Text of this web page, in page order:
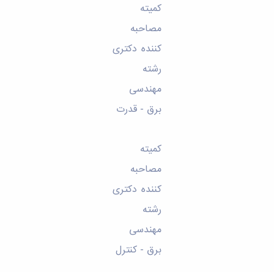
کمیته
مصاحبه
کننده دکتری
رشته
مهندسی
برق - قدرت
کمیته
مصاحبه
کننده دکتری
رشته
مهندسی
برق - کنترل